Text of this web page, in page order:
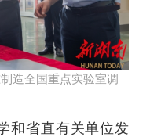
造全国重点实验室调
和省直有关单位发